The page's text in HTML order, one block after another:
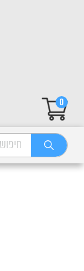
0